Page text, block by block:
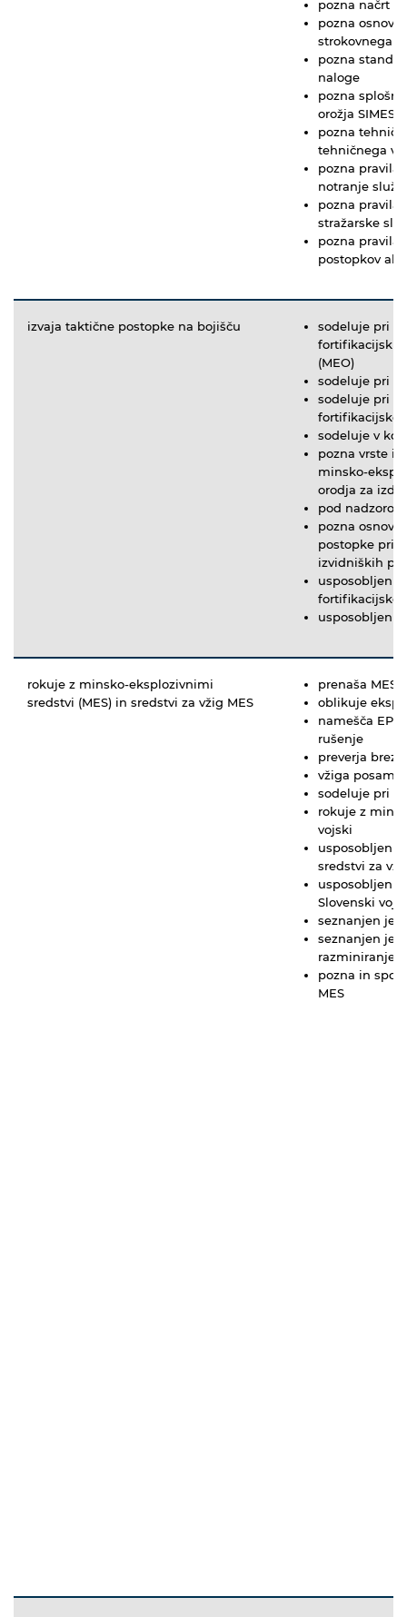
pozna načrt
pozna
strokovnega
pozna
naloge
pozna
orožja SIMES
pozna
tehničnega
pozna pravila
notranje
pozna pravila
stražarske
pozna pravila
postopkov
izvaja taktične postopke na bojišču
sodeluje pri
fortifikacijskih
(MEO)
sodeluje pri
sodeluje pri
fortifikacijske
sodeluje v
pozna vrste
minsko-
orodja za
pod
pozna
postopke
izvidniških
usposobljen
fortifikacijske
usposobljen
rokuje z minsko-eksplozivnimi
sredstvi (MES) in sredstvi za vžig MES
prenaša MES
oblikuje
namešča EP
rušenje
preverja
vžiga
sodeluje pri
rokuje z
vojski
usposobljen
sredstvi za
usposobljen
Slovenski
seznanjen je
seznanjen je
razminiranje
pozna in
MES